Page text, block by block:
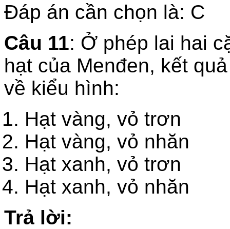
Đáp án cần chọn là: C
Câu 11: Ở phép lai hai
hạt của Menđen, kết
về kiểu hình:
Hạt vàng,
Hạt vàng, vỏ nhăn
Hạt xanh, vỏ
Hạt xanh, vỏ nhăn
Trả lời: